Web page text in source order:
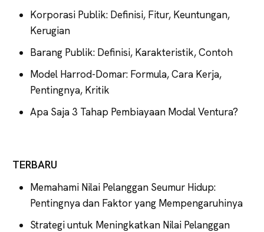
Korporasi Publik: Definisi, Fitur, Keuntungan,
Kerugian
Barang Publik: Definisi, Karakteristik, Contoh
Model Harrod-Domar: Formula, Cara Kerja,
Pentingnya, Kritik
Apa Saja 3 Tahap Pembiayaan Modal Ventura?
TERBARU
Memahami Nilai Pelanggan Seumur Hidup:
Pentingnya dan Faktor yang Mempengaruhinya
Strategi untuk Meningkatkan Nilai Pelanggan